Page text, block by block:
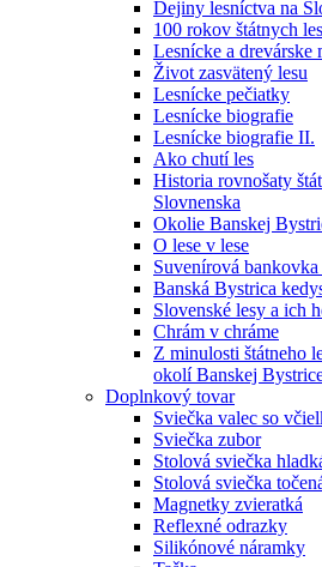
Dejiny lesníctva na
100 rokov štátnych
Lesnícke a drevárske
Život zasvätený lesu
Lesnícke pečiatky
Lesnícke biografie
Lesnícke biografie II.
Ako chutí les
Historia rovnošaty
Slovnenska
Okolie Banskej
O lese v lese
Suvenírová
Banská Bystrica
Slovenské lesy a ich
Chrám v chráme
Z minulosti štátneho
okolí Banskej
Doplnkový tovar
Sviečka valec so
Sviečka zubor
Stolová sviečka
Stolová sviečka
Magnetky zvieratká
Reflexné odrazky
Silikónové náramky